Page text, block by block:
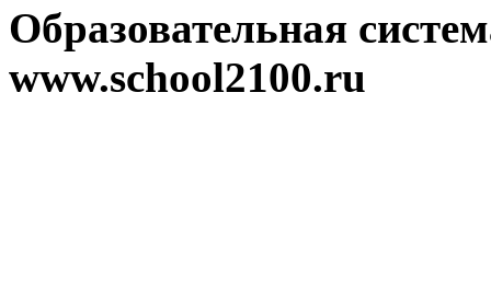
Образовательная
www.school2100.ru